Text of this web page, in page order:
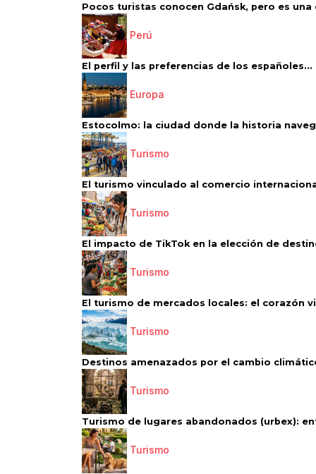
Pocos turistas conocen Gdańsk, pero es una
Perú
El perfil y las preferencias de los españoles...
Europa
Estocolmo: la ciudad donde la historia
Turismo
El turismo vinculado al comercio
Turismo
El impacto de TikTok en la elección de
Turismo
El turismo de mercados locales: el corazón
Turismo
Destinos amenazados por el cambio
Turismo
Turismo de lugares abandonados (urbex):
Turismo